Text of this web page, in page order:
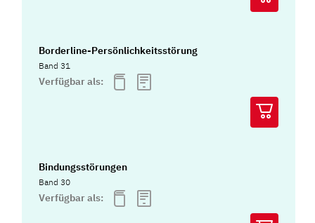
Borderline-Persönlichkeitsstörung
Band 31
Verfügbar als:
Bindungsstörungen
Band 30
Verfügbar als: